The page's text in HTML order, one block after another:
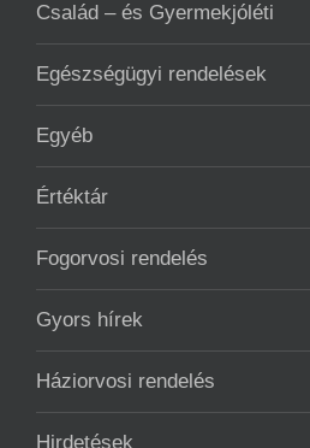
Család – és Gyermekjóléti
Egészségügyi rendelések
Egyéb
Értéktár
Fogorvosi rendelés
Gyors hírek
Háziorvosi rendelés
Hirdetések